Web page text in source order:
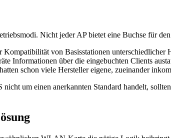
Nicht jeder AP bietet eine Buchse für
von Basisstationen
Informationen über die eingebuchten Clients
schon viele Hersteller eigene, zueinander
um einen anerkannten Standard handelt,